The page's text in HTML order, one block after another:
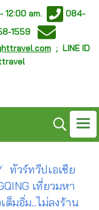
12:00 am.
084-
1559
; LINE ID
ทัวร์ทวีปเอเชีย
เที่ยวมหา
ต็มอิ่ม..ไม่ลงร้าน